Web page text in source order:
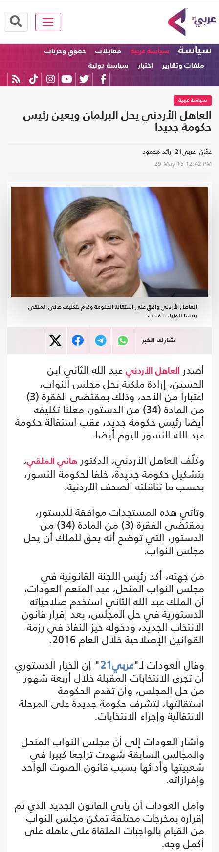
سياسة سياسة عربية مقابلات
حقوق وحريات
ملفات وتقارير
اختبار سياسة دولية
سياسة عربية
العاهل الأردني يحل البرلمان ويعين رئيس
حكومة جديدا
عمّان- عربي21- رائد محمود
29-May-16 12:42 PM
العاهل الأردني وافق على استقالة الحكومة وقام بتكليف هاني الملقي
رئيسا للوزراء- أ ف ب
شارك الخبر
أصدر العاهل الأردني عبد الله الثاني ابن
الحسين، إرادة ملكية بحل مجلس النواب،
اعتبارا من الأحد، وذلك بمقتضى الفقرة (3)
من المادة (34) من الدستور، معلنا تكليفه
أيضا رئيس حكومة جديد، عقب استقالة حكومة
عبد الله النسور اليوم أيضا.
وكلّف العاهل الأردني، الدكتور هاني الملقي،
بتشكيل حكومة جديدة، خلفا لحكومة النسور،
بحسب ما تناقلته الصحف الأردنية.
وتأتي هذه المستجدات موافقة للدستور،
بمقتضى الفقرة (3) من المادة (34) من
الدستور، التي توضح أنه يحق للملك أن يحل
مجلس النواب.
من جهته، أكد رئيس اللجنة القانونية في
مجلس النواب المنحل، عبد المنعم العودات،
أن الملك عبد الله الثاني استخدم صلاحياته
الدستورية في حل المجلس، بعد إقرار قانون
الانتخاب الجديد، ودخوله حيز النفاذ في رزمة
القوانين الإصلاحية خلال العام 2016.
وقال العودات لـ"عربي21 " إن الخيار الدستوري
أن تجرى الانتخابات المقبلة خلال أربعة شهور
من حل المجلس، وأن تقدم الحكومة
استقالتها، لتشرف حكومة جديدة على المرحلة
الانتقالية وإجراء الانتخابات.
وأشار العودات إلى أن مجلس النواب المنحل
والمجالس السابقة شهدت تراجعا كبيرا في
شعبيتها وأدائها بسبب قانون الصوت الواحد
وإفرازاته.
وأمل العودات أن يأتي القانون الجديد الذي تم
إقراره بمخرجات مختلفة تمكن مجلس النواب
من القيام بالواجبات الملقاة على عاهله على
أكمل وجه.